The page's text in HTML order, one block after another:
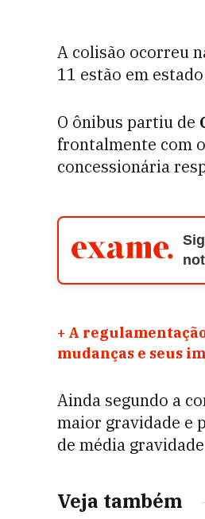
A colisão ocorreu
11 estão em
O ônibus partiu de
frontalmente com
concessionária
+ A
mudanças e seus
Ainda segundo a
maior gravidade e
de média
Veja também